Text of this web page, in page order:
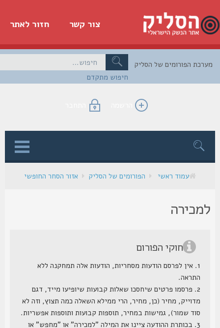
חזור לאתר צור קשר
חיפוש מתקדם
הפורומים של הסליק
הרשמה התחבר
עמוד ראשי הפורומים של הסליק אזור הסחר החופשי
חוקי הפורום
1. אין לפרסם הודעות מסחריות, הודעות אלה תמחקנה ללא
התראה.
2. פרסמו פרטים שיחסכו שאלות קבועות שיופיעו מייד, דגם
מדוייק, מחיר (כן, מחיר, הרי ממילא השאלה כמה תצוץ, וזה לא
סוד שמור), גמישות במחיר, תוספות קבועות ותוספות אפשריות.
3. בכותרת ההודעה ציינו את המילה "למכירה" או "מחפש" או